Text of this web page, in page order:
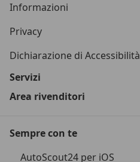
Informazioni
Privacy
Dichiarazione di Accessibilità
Servizi
Area rivenditori
Sempre con te
AutoScout24 per iOS